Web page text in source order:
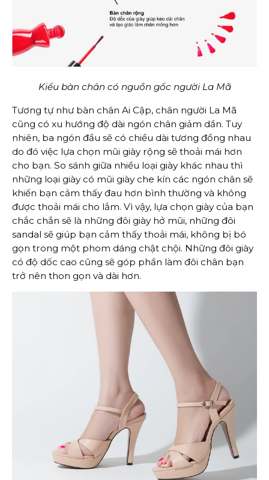
Kiểu bàn chân có nguồn gốc người La Mã
Tương tự như bàn chân Ai Cập, chân người La Mã
cũng có xu hướng độ dài ngón chân giảm dần. Tuy
nhiên, ba ngón đầu sẽ có chiều dài tương đồng nhau
do đó việc lựa chọn mũi giày rộng sẽ thoải mái hơn
cho bạn. So sánh giữa nhiều loại giày khác nhau thì
những loại giày có mũi giày che kín các ngón chân sẽ
khiến bạn cảm thấy đau hơn bình thường và không
được thoải mái cho lắm. Vì vậy, lựa chọn giày của bạn
chắc chắn sẽ là những đôi giày hở mũi, những đôi
sandal sẽ giúp bạn cảm thấy thoải mái, không bị bó
gọn trong một phom dáng chật chội. Những đôi giày
có độ dốc cao cũng sẽ góp phần làm đôi chân bạn
trở nên thon gọn và dài hơn.